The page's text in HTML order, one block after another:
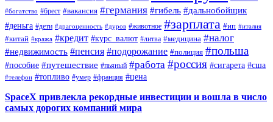
#богатство #брест #вакансия #германия #гибель #дальнобойщик
#деньга #дети #драгоценность #дуров #животное #зарплата #ип #италия
#китай #кража #кредит #курс_валют #литва #медицина #налог
#недвижимость #пенсия #подорожание #полиция #польша
#пособие #путешествие #пьяный #работа #россия #сигарета #сша
#телефон #топливо #умер #франция #цена
SpaceX привлекла рекордные инвестиции и вошла в число
самых дорогих компаний мира